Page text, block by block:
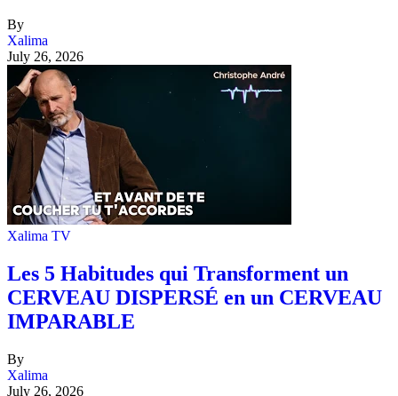
By
Xalima
July 26, 2026
Xalima TV
Les 5 Habitudes qui Transforment un
CERVEAU DISPERSÉ en un CERVEAU
IMPARABLE
By
Xalima
July 26, 2026